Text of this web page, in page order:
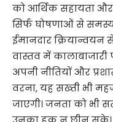
को आर्थिक सहायता और
सिर्फ घोषणाओं से
ईमानदार क्रियान्वयन
वास्तव में
अपनी नीतियों और
वरना, यह सख्ती भी
जाएगी। जनता को भी